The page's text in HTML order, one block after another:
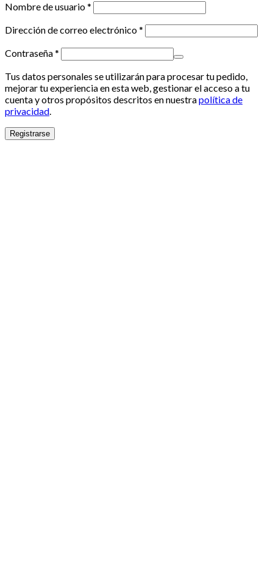
Nombre de usuario*
Dirección de correo electrónico*
Contraseña*
Tus datos personales se utilizarán para procesar tu pedido,
mejorar tu experiencia en esta web, gestionar el acceso a tu
cuenta y otros propósitos descritos en nuestrapolítica de
privacidad.
Registrarse